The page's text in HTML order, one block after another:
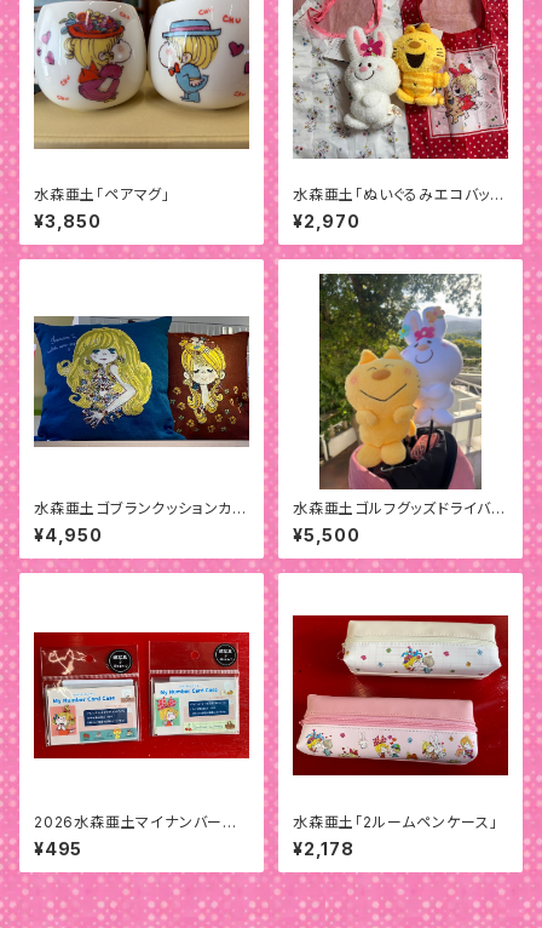
水森亜土「ペアマグ」
¥3,850
水森亜土「ぬいぐるみエコバッ
グ」
¥2,970
水森亜土ゴブランクッションカバ
ー
¥4,950
水森亜土ゴルフグッズドライバー
用ヘッドカバー
¥5,500
2026水森亜土マイナンバーカ
ードケース
¥495
水森亜土「2ルームペンケース」
¥2,178